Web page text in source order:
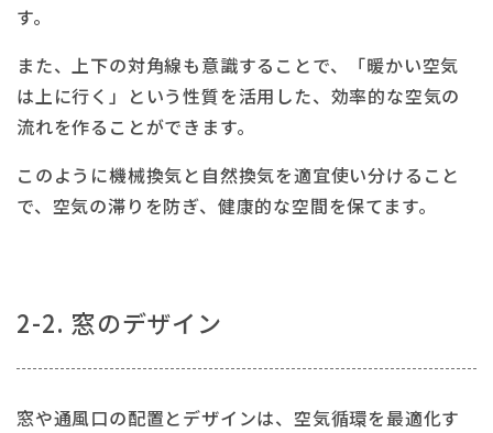
す。
また、上下の対角線も意識することで、「暖かい空気
は上に行く」という性質を活用した、効率的な空気の
流れを作ることができます。
このように機械換気と自然換気を適宜使い分けること
で、空気の滞りを防ぎ、健康的な空間を保てます。
2-2. 窓のデザイン
窓や通風口の配置とデザインは、空気循環を最適化す